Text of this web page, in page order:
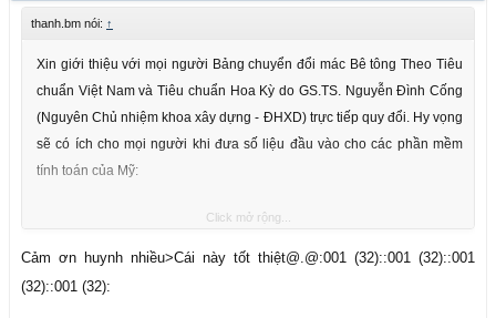
thanh.bm nói: ↑
Xin giới thiệu với mọi người Bảng chuyển đổi mác Bê tông Theo Tiêu
chuẩn Việt Nam và Tiêu chuẩn Hoa Kỳ do GS.TS. Nguyễn Đình Cống
(Nguyên Chủ nhiệm khoa xây dựng - ĐHXD) trực tiếp quy đổi. Hy vọng
sẽ có ích cho mọi người khi đưa số liệu đầu vào cho các phần mềm
tính toán của Mỹ:
Click mở rộng...
Cảm ơn huynh nhiều>Cái này tốt thiệt@.@:001 (32)::001 (32)::001
(32)::001 (32):